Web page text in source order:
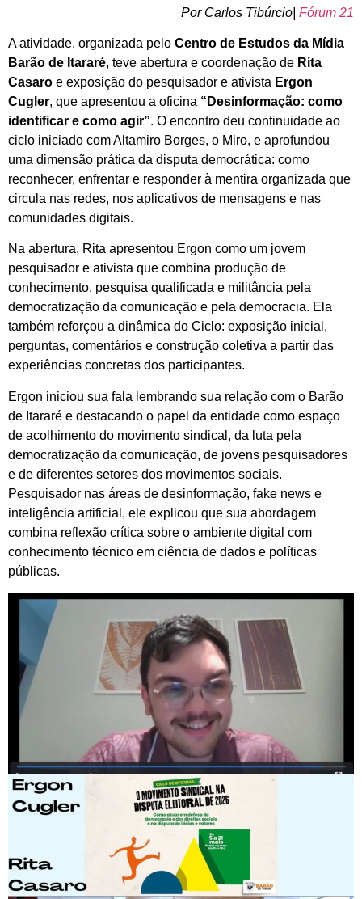
Por Carlos Tibúrcio| Fórum 21
A atividade, organizada pelo Centro de Estudos da Mídia
Barão de Itararé, teve abertura e coordenação de Rita
Casaro e exposição do pesquisador e ativista Ergon
Cugler, que apresentou a oficina “Desinformação: como
identificar e como agir”. O encontro deu continuidade ao
ciclo iniciado com Altamiro Borges, o Miro, e aprofundou
uma dimensão prática da disputa democrática: como
reconhecer, enfrentar e responder à mentira organizada que
circula nas redes, nos aplicativos de mensagens e nas
comunidades digitais.
Na abertura, Rita apresentou Ergon como um jovem
pesquisador e ativista que combina produção de
conhecimento, pesquisa qualificada e militância pela
democratização da comunicação e pela democracia. Ela
também reforçou a dinâmica do Ciclo: exposição inicial,
perguntas, comentários e construção coletiva a partir das
experiências concretas dos participantes.
Ergon iniciou sua fala lembrando sua relação com o Barão
de Itararé e destacando o papel da entidade como espaço
de acolhimento do movimento sindical, da luta pela
democratização da comunicação, de jovens pesquisadores
e de diferentes setores dos movimentos sociais.
Pesquisador nas áreas de desinformação, fake news e
inteligência artificial, ele explicou que sua abordagem
combina reflexão crítica sobre o ambiente digital com
conhecimento técnico em ciência de dados e políticas
públicas.